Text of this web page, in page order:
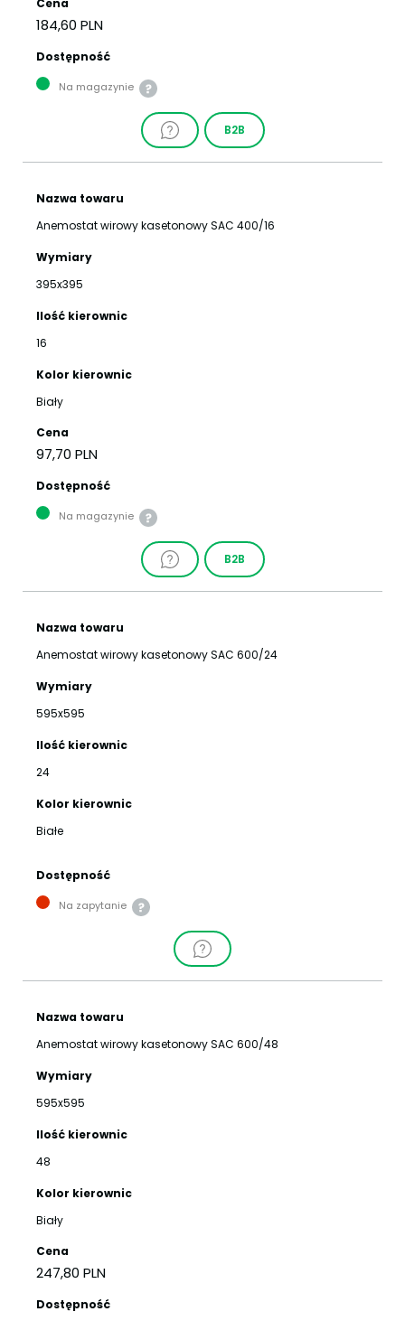
184,60 PLN
Dostępność
Na magazynie
B2B
Nazwa towaru
Anemostat wirowy kasetonowy SAC 400/16
Wymiary
395x395
Ilość kierownic
16
Kolor kierownic
Biały
Cena
97,70 PLN
Dostępność
Na magazynie
B2B
Nazwa towaru
Anemostat wirowy kasetonowy SAC 600/24
Wymiary
595x595
Ilość kierownic
24
Kolor kierownic
Białe
Dostępność
Na zapytanie
Nazwa towaru
Anemostat wirowy kasetonowy SAC 600/48
Wymiary
595x595
Ilość kierownic
48
Kolor kierownic
Biały
Cena
247,80 PLN
Dostępność